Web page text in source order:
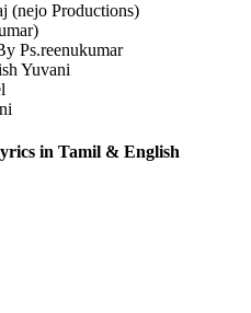
(nejo Productions)
Ps.reenukumar
Yuvani
in Tamil & English